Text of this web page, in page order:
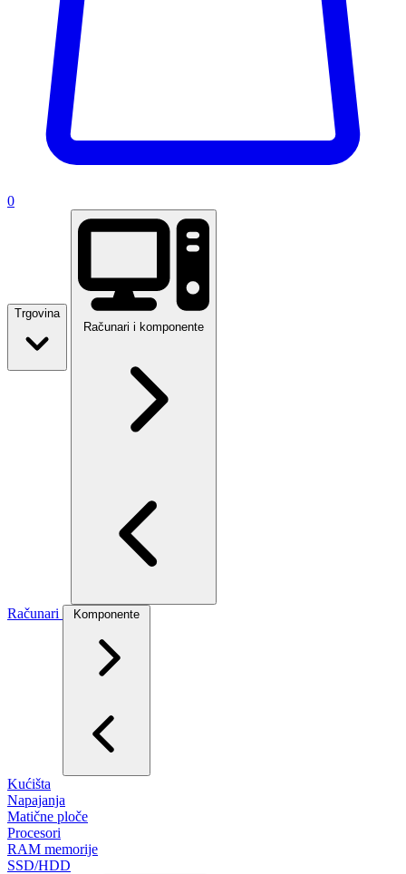
0
Trgovina
Računari i komponente
Računari Komponente
Kućišta
Napajanja
Matične ploče
Procesori
RAM memorije
SSD/HDD